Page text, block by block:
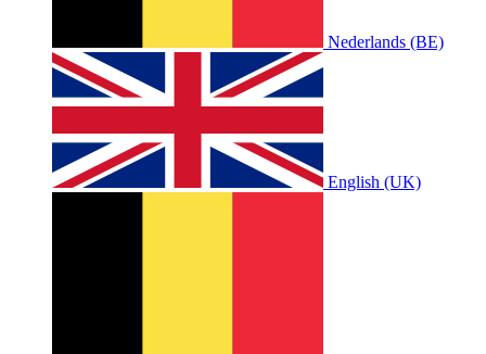
Nederlands (BE)
English (UK)